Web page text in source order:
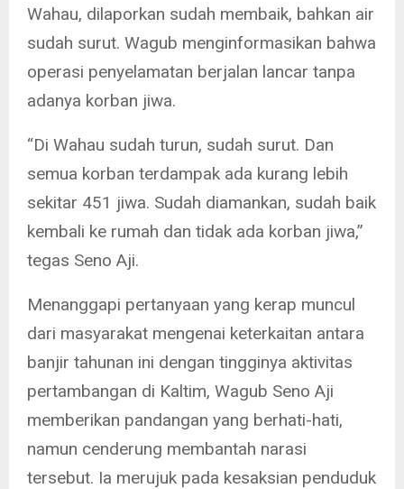
Wahau, dilaporkan sudah membaik, bahkan air
sudah surut. Wagub menginformasikan bahwa
operasi penyelamatan berjalan lancar tanpa
adanya korban jiwa.
“Di Wahau sudah turun, sudah surut. Dan
semua korban terdampak ada kurang lebih
sekitar 451 jiwa. Sudah diamankan, sudah baik
kembali ke rumah dan tidak ada korban jiwa,”
tegas Seno Aji.
Menanggapi pertanyaan yang kerap muncul
dari masyarakat mengenai keterkaitan antara
banjir tahunan ini dengan tingginya aktivitas
pertambangan di Kaltim, Wagub Seno Aji
memberikan pandangan yang berhati-hati,
namun cenderung membantah narasi
tersebut. Ia merujuk pada kesaksian penduduk